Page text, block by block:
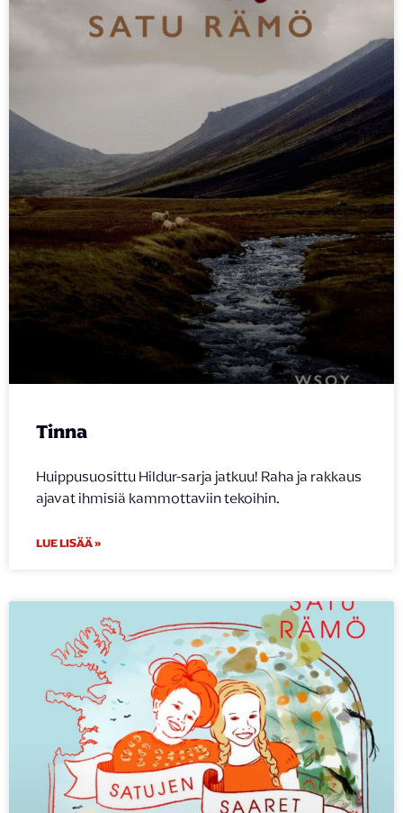
Tinna
Huippusuosittu Hildur-sarja jatkuu! Raha ja rakkaus
ajavat ihmisiä kammottaviin tekoihin.
LUE LISÄÄ »